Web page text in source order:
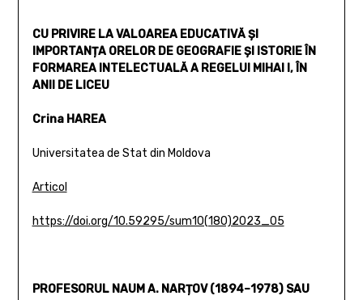
CU PRIVIRE LA VALOAREA EDUCATIVĂ ȘI
IMPORTANȚA ORELOR DE GEOGRAFIE ȘI ISTORIE ÎN
FORMAREA INTELECTUALĂ A REGELUI MIHAI I, ÎN
ANII DE LICEU
Crina HAREA
Universitatea de Stat din Moldova
Articol
https://doi.org/10.59295/sum10(180)2023_05
PROFESORUL NAUM A. NARȚOV (1894–1978) SAU